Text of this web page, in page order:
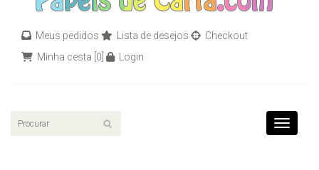
Meus pedidos Lista de desejos
Checkout
Minha cesta [0] Login
Toggle